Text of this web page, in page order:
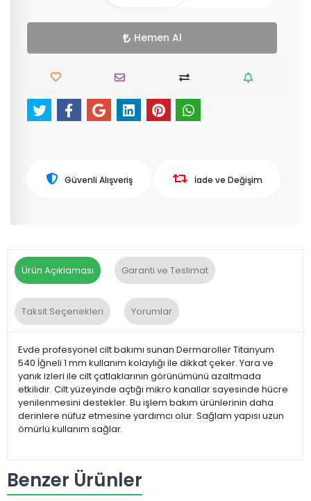
Hemen Al
Güvenli Alışveriş İade ve Değişim
Ürün Açıklaması Garanti ve Teslimat
Taksit Seçenekleri Yorumlar
Evde profesyonel cilt bakımı sunan Dermaroller Titanyum
540 İğneli 1 mm kullanım kolaylığı ile dikkat çeker. Yara ve
yanık izleri ile cilt çatlaklarının görünümünü azaltmada
etkilidir. Cilt yüzeyinde açtığı mikro kanallar sayesinde hücre
yenilenmesini destekler. Bu işlem bakım ürünlerinin daha
derinlere nüfuz etmesine yardımcı olur. Sağlam yapısı uzun
ömürlü kullanım sağlar.
Benzer Ürünler